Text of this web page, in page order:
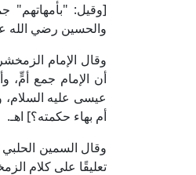
[وقيل:
والحسين رضي الله
أن الإمام جمع أمٍّ،
عيسى عليه
أم بهاء حكمته؟] اهـ.
تعليقًا على كلام